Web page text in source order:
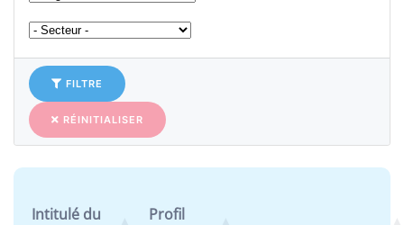
FILTRE
RÉINITIALISER
Intitulé du
Profil